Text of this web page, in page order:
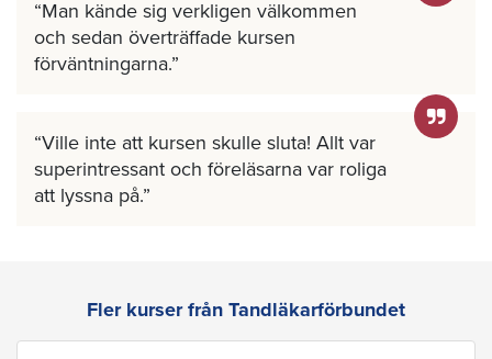
Man kände sig verkligen välkommen
och sedan överträffade kursen
förväntningarna.
Ville inte att kursen skulle sluta! Allt var
superintressant och föreläsarna var roliga
att lyssna på.
Fler kurser från Tandläkarförbundet